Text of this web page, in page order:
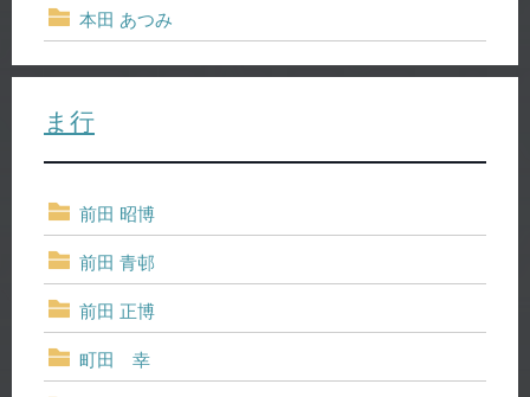
本田 あつみ
ま行
前田 昭博
前田 青邨
前田 正博
町田 幸